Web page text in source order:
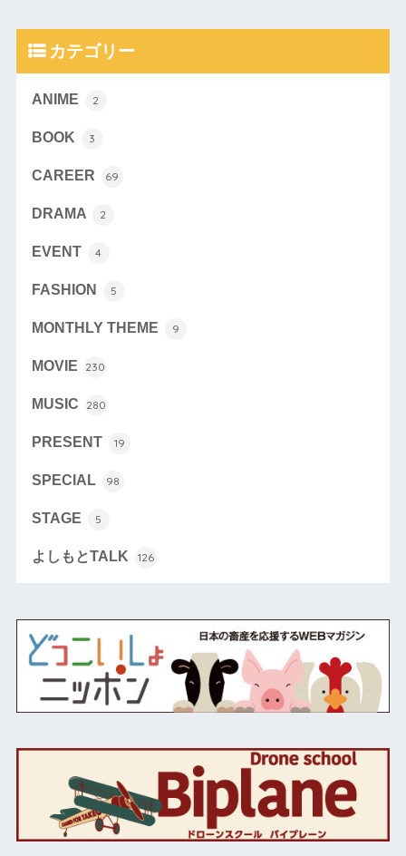
カテゴリー
ANIME 2
BOOK 3
CAREER 69
DRAMA 2
EVENT 4
FASHION 5
MONTHLY THEME 9
MOVIE 230
MUSIC 280
PRESENT 19
SPECIAL 98
STAGE 5
よしもとTALK 126